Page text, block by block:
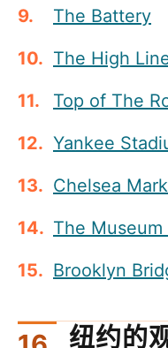
The Battery
The High
Top of The
Yankee
Chelsea
The
Brooklyn
纽约的